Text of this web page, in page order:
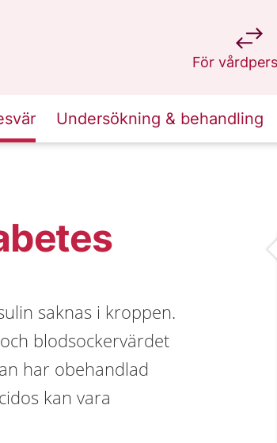
För
på 1177.se
Undersökning & behandling
saknas i kroppen.
blodsockervärdet
har obehandlad
kan vara